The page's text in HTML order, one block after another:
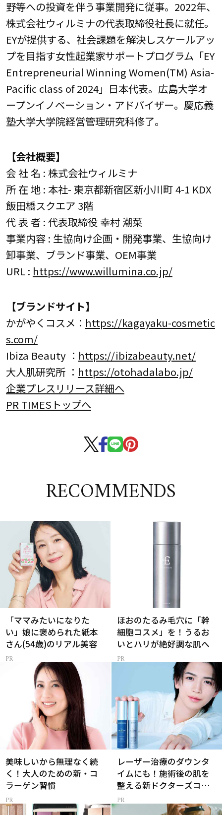
野等への投資を伴う事業開発に従事。2022年、
株式会社ウィルミナの代表取締役社長に就任。
EYが提供する、社会課題を解決しスケールアッ
プを目指す女性起業家サポートプログラム「EY
Entrepreneurial Winning Women(TM) Asia-
Pacific class of 2024」日本代表。広島大学オ
ープンイノベーション・アドバイザー。慶応義
塾大学大学院経営管理研究科修了。
【会社概要】
会 社 名 : 株式会社ウィルミナ
所 在 地 : 本社- 東京都新宿区新小川町 4-1 KDX
飯田橋スクエア 3階
代 表 者 : 代表取締役 幸村 潮菜
事業内容 : 生協向け企画・開発事業、生協向け
卸事業、ブランド事業、OEM事業
URL : https://www.willumina.co.jp/
【ブランドサイト】
かがやくコスメ： https://kagayaku-cosmetic
s.com/
Ibiza Beauty ： https://ibizabeauty.net/
大人肌研究所 ： https://otohadalabo.jp/
企業プレスリリース詳細へ
PR TIMESトップへ
RECOMMENDS
「ママみたいになりた
い」娘に褒められた紙本
さん(54歳)のリアル美容
ほおのたるみ毛穴に「幹
細胞コスメ」を！うるお
いとハリが絶好調な肌へ
美味しいから無理なく続
く！大人のための新・コ
ラーゲン習慣
レーザー治療のダウンタ
イムにも！施術後の肌を
整える新ドクターズコス
メ